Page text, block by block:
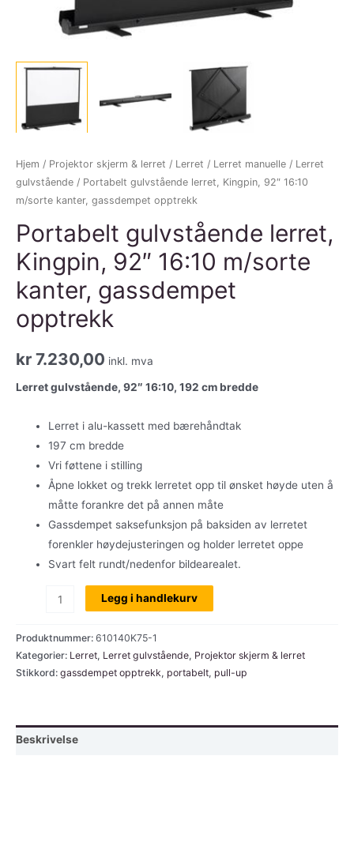
Hjem / Projektor skjerm & lerret / Lerret / Lerret manuelle / Lerret
gulvstående / Portabelt gulvstående lerret, Kingpin, 92″ 16:10
m/sorte kanter, gassdempet opptrekk
Portabelt gulvstående lerret,
Kingpin, 92″ 16:10 m/sorte
kanter, gassdempet
opptrekk
kr 7.230,00 inkl. mva
Lerret gulvstående, 92″ 16:10, 192 cm bredde
Lerret i alu-kassett med bærehåndtak
197 cm bredde
Vri føttene i stilling
Åpne lokket og trekk lerretet opp til ønsket høyde uten å
måtte forankre det på annen måte
Gassdempet saksefunksjon på baksiden av lerretet
forenkler høydejusteringen og holder lerretet oppe
Svart felt rundt/nedenfor bildearealet.
Portabelt
lerret,
Kingpin,
92"
kanter,
Legg i handlekurv
Produktnummer: 610140K75-1
Kategorier: Lerret, Lerret gulvstående, Projektor skjerm & lerret
Stikkord: gassdempet opptrekk, portabelt, pull-up
Beskrivelse